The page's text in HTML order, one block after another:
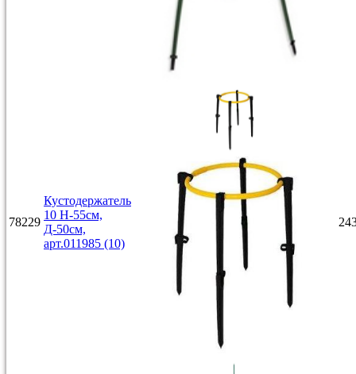
78229
Кустодержатель
10 Н-55см,
Д-50см,
арт.011985 (10)